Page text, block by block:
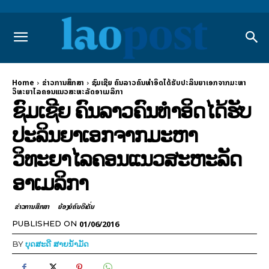
Home ຂ່າວການສຶກສາ
ຊົມເຊີຍ ຄົນລາວຄົນທຳອິດໄດ້ຮັບປະລິນຍາເອກຈາກມະຫາ
ວິທະຍາໄລຄອນແນວສະຫະລັດອາເມລິກາ
ຊົມເຊີຍ ຄົນລາວຄົນທຳອິດໄດ້ຮັບ
ປະລິນຍາເອກຈາກມະຫາ
ວິທະຍາໄລຄອນແນວສະຫະລັດ
ອາເມລິກາ
ຂ່າວການສຶກສາ ຍ້ອງຍໍຄົນດີເດັ່ນ
PUBLISHED ON 01/06/2016
BYບຸດສະດີ ສາຍນ້ຳມັດ